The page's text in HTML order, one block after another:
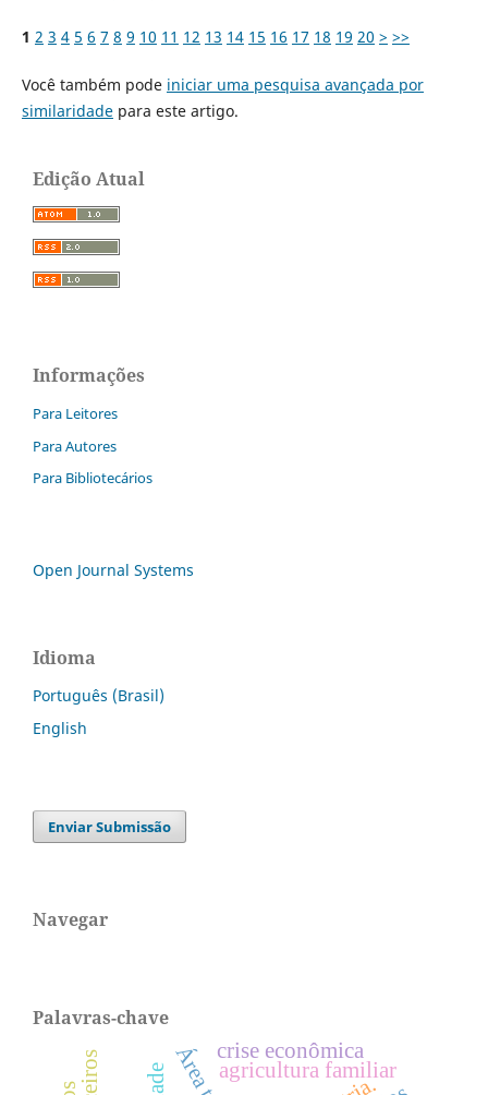
1 2 3 4 5 6 7 8 9 10 11 12 13 14 15 16 17 18 19 20 > >>
Você também pode iniciar uma pesquisa avançada por
similaridadepara este artigo.
Edição Atual
Informações
Para Leitores
Para Autores
Para Bibliotecários
Open Journal Systems
Idioma
Português (Brasil)
English
Enviar Submissão
Navegar
Palavras-chave
agricultura familiar
crise econômica